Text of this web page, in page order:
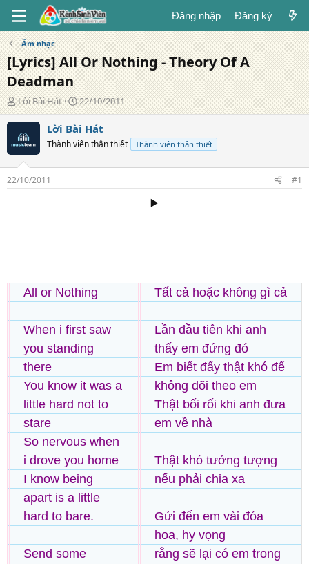
Đăng nhập Đăng ký
Âm nhạc
[Lyrics] All Or Nothing - Theory Of A
Deadman
T
á
c
g
i
ả
Lời Bài Hát
N
g
à
y
đ
g
22/10/2011
Lời Bài Hát
Thành viên thân thiết Thành viên thân thiết
22/10/2011 #1
▶️
All or Nothing
When i first saw
you standing
there
You know it was a
little hard not to
stare
So nervous when
i drove you home
I know being
apart is a little
hard to bare.
Send some
Tất cả hoặc không gì cả
Lần đầu tiên khi anh
thấy em đứng đó
Em biết đấy thật khó để
không dõi theo em
Thật bối rối khi anh đưa
em về nhà
Thật khó tưởng tượng
nếu phải chia xa
Gửi đến em vài đóa
hoa, hy vọng
rằng sẽ lại có em trong